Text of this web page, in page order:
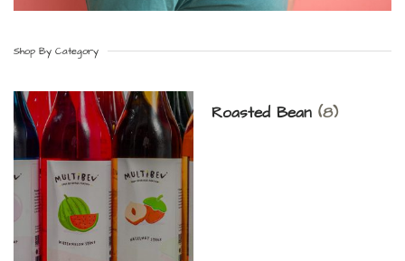
Shop By Category
Roasted Bean (8)